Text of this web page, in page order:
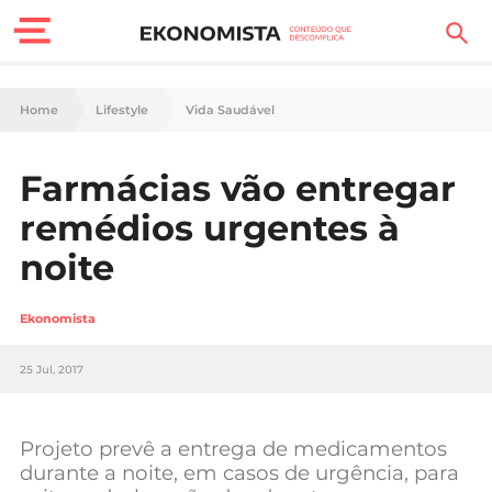
Finanças Pessoais
Carreira
Casa
Lifestyle
Sociedade
Negócios
Home Lifestyle Vida Saudável
Farmácias vão entregar
remédios urgentes à
noite
Ekonomista
25 Jul, 2017
Projeto prevê a entrega de medicamentos
durante a noite, em casos de urgência, para